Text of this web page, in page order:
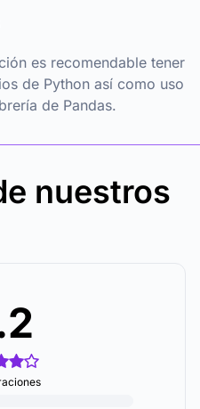
es recomendable tener
de Python así como uso
de Pandas.
nuestros